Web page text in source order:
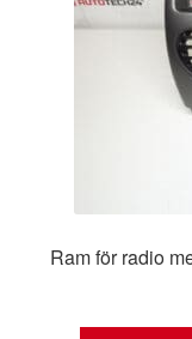
Ram för radio